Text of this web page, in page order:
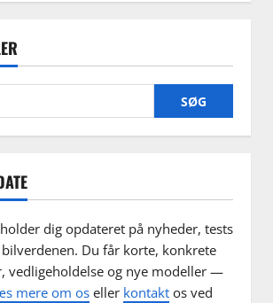
holder dig opdateret på nyheder, tests
Du får korte, konkrete
vedligeholdelse og nye modeller —
mere om os eller kontakt os ved